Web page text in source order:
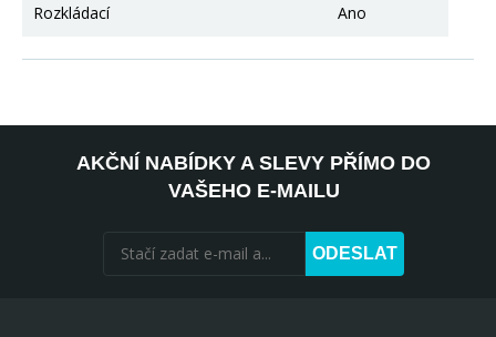
Rozkládací Ano
AKČNÍ NABÍDKY A SLEVY PŘÍMO DO
VAŠEHO E-MAILU
ODESLAT